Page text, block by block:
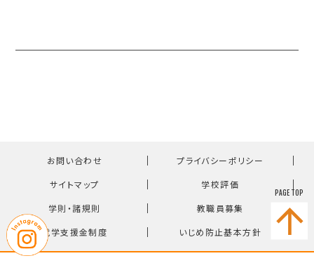
お問い合わせ ｜ プライバシーポリシー ｜
サイトマップ ｜ 学校評価 ｜
学則・諸規則 ｜ 教職員募集 ｜
就学支援金制度 ｜ いじめ防止基本方針
PAGE TOP